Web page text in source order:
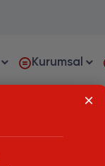
Kurumsal